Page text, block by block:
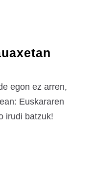
egon ez arren,
Euskararen
irudi batzuk!